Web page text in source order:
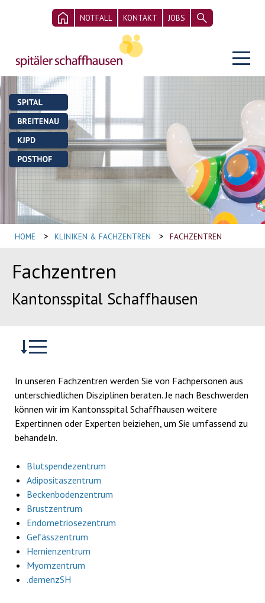
NOTFALL KONTAKT JOBS
HOME > KLINIKEN & FACHZENTREN > FACHZENTREN
Fachzentren
Kantonsspital Schaffhausen
In unseren Fachzentren werden Sie von Fachpersonen aus
unterschiedlichen Disziplinen beraten. Je nach Beschwerden
können wir im Kantonsspital Schaffhausen weitere
Expertinnen oder Experten beiziehen, um Sie umfassend zu
behandeln.
Blutspendezentrum
Adipositaszentrum
Beckenbodenzentrum
Brustzentrum
Endometriosezentrum
Gefässzentrum
Hernienzentrum
Myomzentrum
.demenzSH